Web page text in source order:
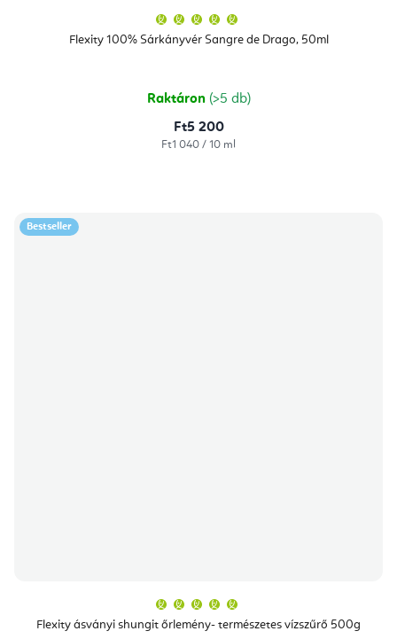
Flexity 100% Sárkányvér Sangre de Drago, 50ml
átlagos
értékelése
csillag.
Raktáron (>5 db)
Ft5 200
Egységár:
Ft1 040 / 10 ml
Bestseller
Flexity ásványi shungit őrlemény- természetes vízszűrő 500g
átlagos
értékelése